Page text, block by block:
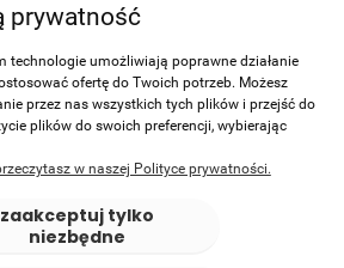
prywatność
technologie umożliwiają poprawne działanie
ofertę do Twoich potrzeb. Możesz
przez nas wszystkich tych plików i przejść do
plików do swoich preferencji, wybierając
w naszej Polityce prywatności.
zaakceptuj tylko
niezbędne